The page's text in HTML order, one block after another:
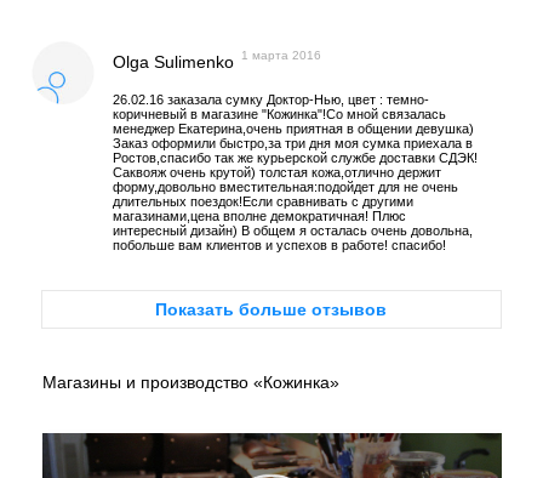
Olga Sulimenko 1 марта 2016
26.02.16 заказала сумку Доктор-Нью, цвет : темно-
коричневый в магазине "Кожинка"!Со мной связалась
менеджер Екатерина,очень приятная в общении девушка)
Заказ оформили быстро,за три дня моя сумка приехала в
Ростов,спасибо так же курьерской службе доставки СДЭК!
Саквояж очень крутой) толстая кожа,отлично держит
форму,довольно вместительная:подойдет для не очень
длительных поездок!Если сравнивать с другими
магазинами,цена вполне демократичная! Плюс
интересный дизайн) В общем я осталась очень довольна,
побольше вам клиентов и успехов в работе! спасибо!
Показать больше отзывов
Магазины и производство «Кожинка»